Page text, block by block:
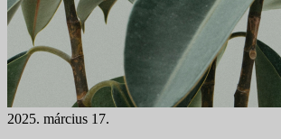
2025. március 17.